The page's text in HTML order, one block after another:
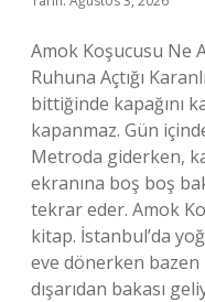
Amok Koşucusu Ne
Ruhuna Açtığı
bittiğinde kapağını
kapanmaz. Gün
Metroda giderken,
ekranına boş boş
tekrar eder. Amok
kitap. İstanbul’da
eve dönerken bazen
dışarıdan bakası